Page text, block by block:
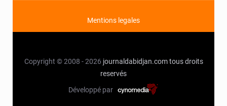
Mentions legales
Copyright © 2008 - 2026 journaldabidjan.com tous droits
reservés
Développé par